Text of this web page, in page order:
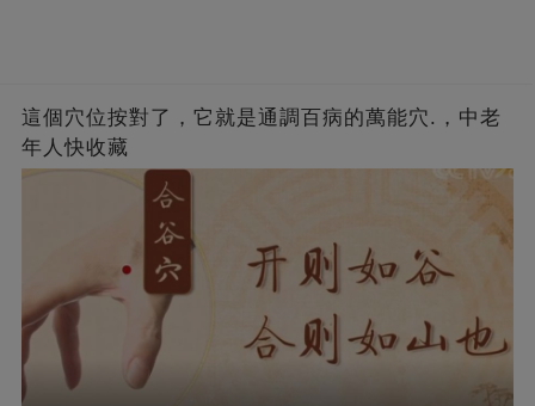
這個穴位按對了，它就是通調百病的萬能穴.，中老
年人快收藏